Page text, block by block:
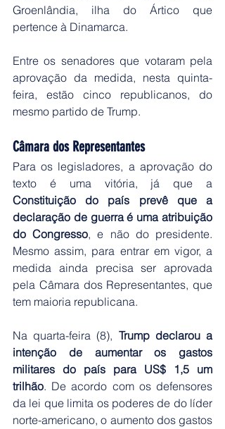
Groenlândia, ilha do Ártico que
pertence à Dinamarca.
Entre os senadores que votaram pela
aprovação da medida, nesta quinta-
feira, estão cinco republicanos, do
mesmo partido de Trump.
Câmara dos Representantes
Para os legisladores, a aprovação do
Constituição do país prevê que a
declaração de guerra é uma atribuição
do Congresso, e não do presidente.
Mesmo assim, para entrar em vigor, a
medida ainda precisa ser aprovada
pela Câmara dos Representantes, que
tem maioria republicana.
​Na quarta-feira (8), Trump declarou a
intenção de aumentar os gastos
militares do país para US$ 1,5 um
trilhão. De acordo com os defensores
da lei que limita os poderes de do líder
norte-americano, o aumento dos gastos